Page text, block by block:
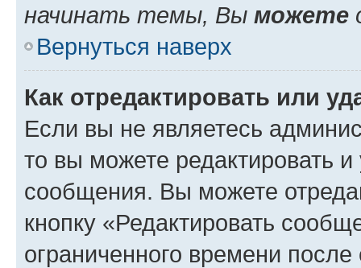
начинать темы, Вы можете
Вернуться наверх
Как отредактировать или
Если вы не являетесь
то вы можете редактировать
сообщения. Вы можете
кнопку «Редактировать
ограниченного времени